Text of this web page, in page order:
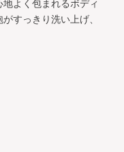
よく包まれるボディ
すっきり洗い上げ、